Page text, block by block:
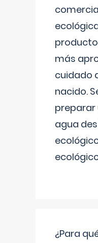
más
cuidado
nacido.
preparar
agua
¿Para